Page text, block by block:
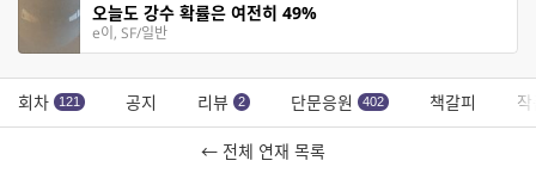
오늘도 강수 확률은 여전히 49%
e이, SF/일반
회차 121 공지 리뷰 2 단문응원 402 책갈피
← 전체 연재 목록